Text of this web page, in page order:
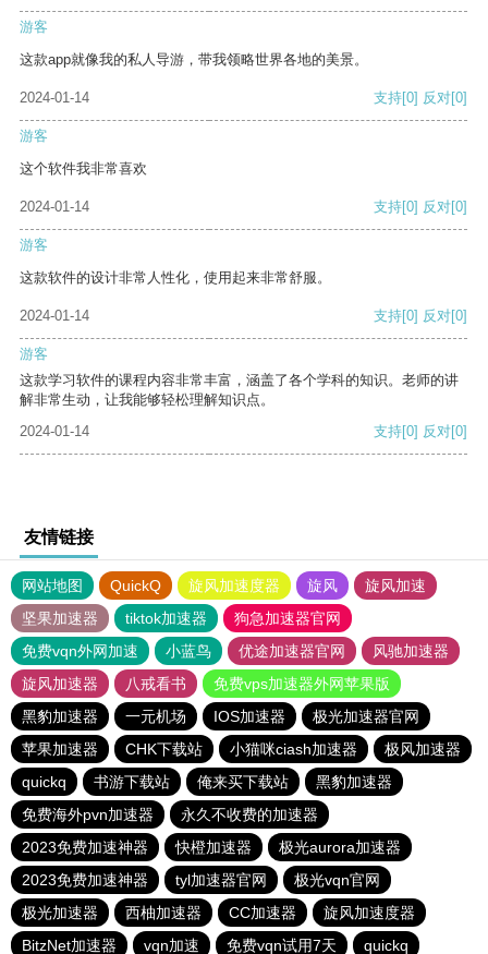
游客
这款app就像我的私人导游，带我领略世界各地的美景。
2024-01-14 支持[0] 反对[0]
游客
这个软件我非常喜欢
2024-01-14 支持[0] 反对[0]
游客
这款软件的设计非常人性化，使用起来非常舒服。
2024-01-14 支持[0] 反对[0]
游客
这款学习软件的课程内容非常丰富，涵盖了各个学科的知识。老师的讲
解非常生动，让我能够轻松理解知识点。
2024-01-14
支持[0] 反对[0]
友情链接
网站地图 QuickQ 旋风加速度器 旋风
旋风加速
坚果加速器
tiktok加速器
狗急加速器官网
免费vqn外网加速
小蓝鸟 优途加速器官网
风驰加速器
旋风加速器
八戒看书
免费vps加速器外网苹果版
黑豹加速器
一元机场 IOS加速器
极光加速器官网
苹果加速器
CHK下载站 小猫咪ciash加速器
极风加速器
quickq
书游下载站 俺来买下载站
黑豹加速器
免费海外pvn加速器
永久不收费的加速器
2023免费加速神器
快橙加速器
极光aurora加速器
2023免费加速神器
tyl加速器官网
极光vqn官网
极光加速器
西柚加速器 CC加速器
旋风加速度器
BitzNet加速器
vqn加速 免费vqn试用7天 quickq